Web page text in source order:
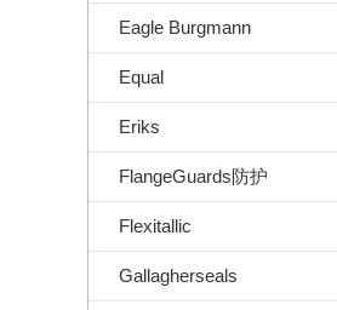
Eagle Burgmann
Equal
Eriks
FlangeGuards防护
Flexitallic
Gallagherseals